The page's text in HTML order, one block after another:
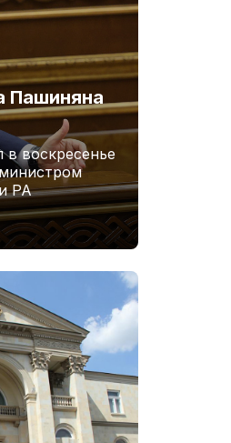
Пашиняна
в воскресенье
РА